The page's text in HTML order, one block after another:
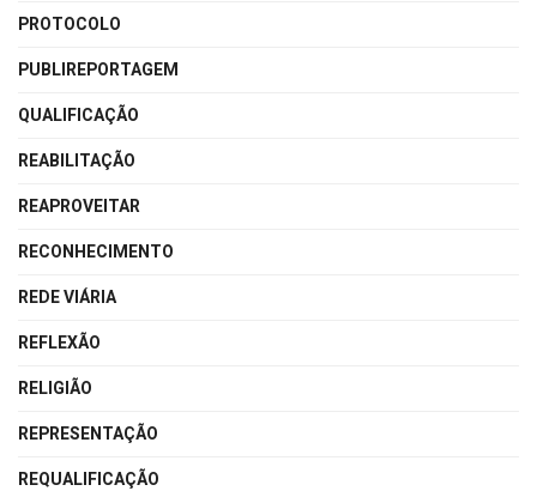
PROTOCOLO
PUBLIREPORTAGEM
QUALIFICAÇÃO
REABILITAÇÃO
REAPROVEITAR
RECONHECIMENTO
REDE VIÁRIA
REFLEXÃO
RELIGIÃO
REPRESENTAÇÃO
REQUALIFICAÇÃO